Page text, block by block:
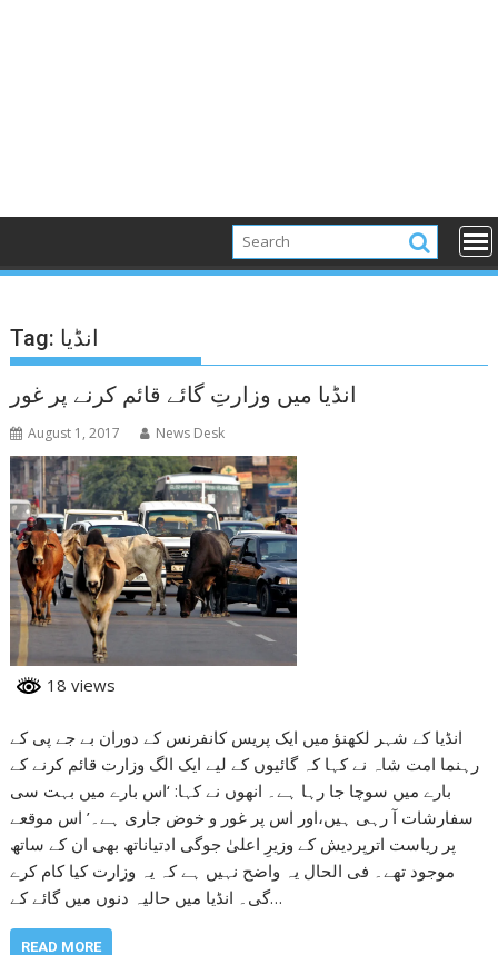
Tag: انڈیا
انڈیا میں وزارتِ گائے قائم کرنے پر غور
August 1, 2017 News Desk
18 views
انڈیا کے شہر لکھنؤ میں ایک پریس کانفرنس کے دوران بے جے پی کے
رہنما امت شاہ نے کہا کہ گائیوں کے لیے ایک الگ وزارت قائم کرنے کے
بارے میں سوچا جا رہا ہے۔ انھوں نے کہا: ‘اس بارے میں بہت سی
سفارشات آ رہی ہیں،اور اس پر غور و خوض جاری ہے۔’ اس موقعے
پر ریاست اترپردیش کے وزیرِ اعلیٰ جوگی ادتیاناتھ بھی ان کے ساتھ
موجود تھے۔ فی الحال یہ واضح نہیں ہے کہ یہ وزارت کیا کام کرے
گی۔ انڈیا میں حالیہ دنوں میں گائے کے…
READ MORE